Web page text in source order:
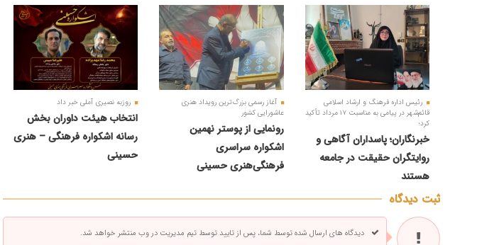
رئیس اداره فرهنگ و ارشاد اسلامی
قائم‌شهر در پیامی به مناسبت ۱۷ مرداد تأکید
کرد؛
خبرنگاران؛ پاسداران آگاهی و
روایتگران حقیقت در جامعه
هستند
آغاز رسمی بزرگ‌ترین رویداد هنری
عاشورایی کشور
رونمایی از پوستر نهمین
اشکواره سراسری
فرهنگی‌هنری حسینی
روزبه نصیری آملی خبر داد
انتخاب هیئت داوران بخش
رسانه اشکواره فرهنگی‌ – هنری
حسینی
ثبت دیدگاه
دیدگاه های ارسال شده توسط شما، پس از تایید توسط تیم مدیریت در وب منتشر خواهد شد.